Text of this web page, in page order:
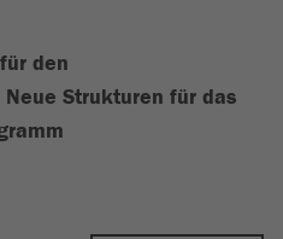
den
Strukturen für das